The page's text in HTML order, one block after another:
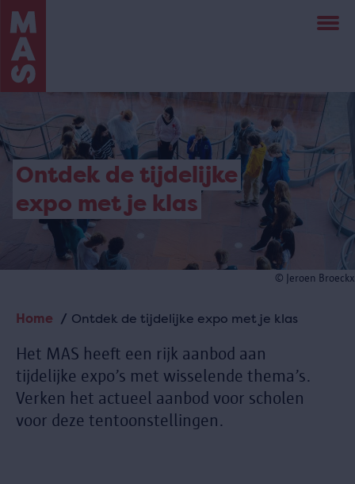
Overslaan
en
naar
inhoud
gaan
© Jeroen Broeckx
Ontdek de tijdelijke
expo met je klas
Kruimelpad
Home Ontdek de tijdelijke expo met je klas
Het MAS heeft een rijk aanbod aan
tijdelijke expo’s met wisselende thema’s.
Verken het actueel aanbod voor scholen
voor deze tentoonstellingen.